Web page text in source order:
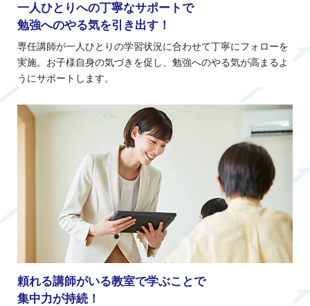
一人ひとりへの丁寧なサポートで
勉強へのやる気を引き出す！
専任講師が一人ひとりの学習状況に合わせて丁寧にフォローを
実施。お子様自身の気づきを促し、勉強へのやる気が高まるよ
うにサポートします。
頼れる講師がいる教室で学ぶことで
集中力が持続！